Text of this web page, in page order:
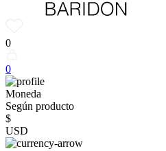
0
0
Moneda
Según producto
$
USD